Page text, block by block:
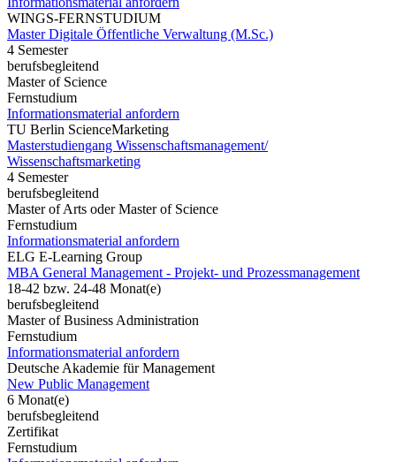
WINGS-FERNSTUDIUM
Master Digitale Öffentliche Verwaltung (M.Sc.)
4 Semester
berufsbegleitend
Master of Science
Fernstudium
Informationsmaterial anfordern
TU Berlin ScienceMarketing
Masterstudiengang Wissenschaftsmanagement/
Wissenschaftsmarketing
4 Semester
berufsbegleitend
Master of Arts oder Master of Science
Fernstudium
Informationsmaterial anfordern
ELG E-Learning Group
MBA General Management - Projekt- und Prozessmanagement
18-42 bzw. 24-48 Monat(e)
berufsbegleitend
Master of Business Administration
Fernstudium
Informationsmaterial anfordern
Deutsche Akademie für Management
New Public Management
6 Monat(e)
berufsbegleitend
Zertifikat
Fernstudium